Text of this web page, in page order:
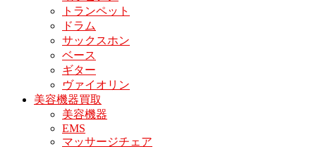
トランペット
ドラム
サックスホン
ベース
ギター
ヴァイオリン
美容機器買取
美容機器
EMS
マッサージチェア